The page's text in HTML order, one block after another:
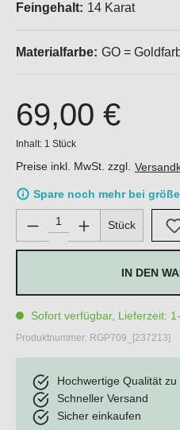
Feingehalt: 14 Karat
Materialfarbe: GO =
69,00 €
Inhalt: 1 Stück
Preise inkl. MwSt. zzgl.
Spare noch mehr bei
Produkt Anzahl: Gib den
Stück
IN DEN
Sofort verfügbar, Lieferzeit:
Produktnummer: RGP709_[237213]
Hochwertige Qualität
Schneller Versand
Sicher einkaufen